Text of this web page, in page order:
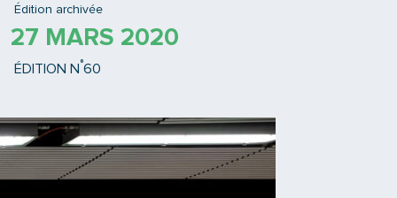
Édition archivée
27 MARS 2020
ÉDITION N °60